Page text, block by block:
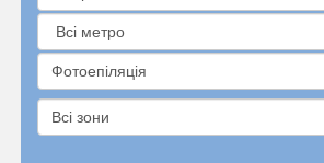
Фотоепіляція
Всі зони